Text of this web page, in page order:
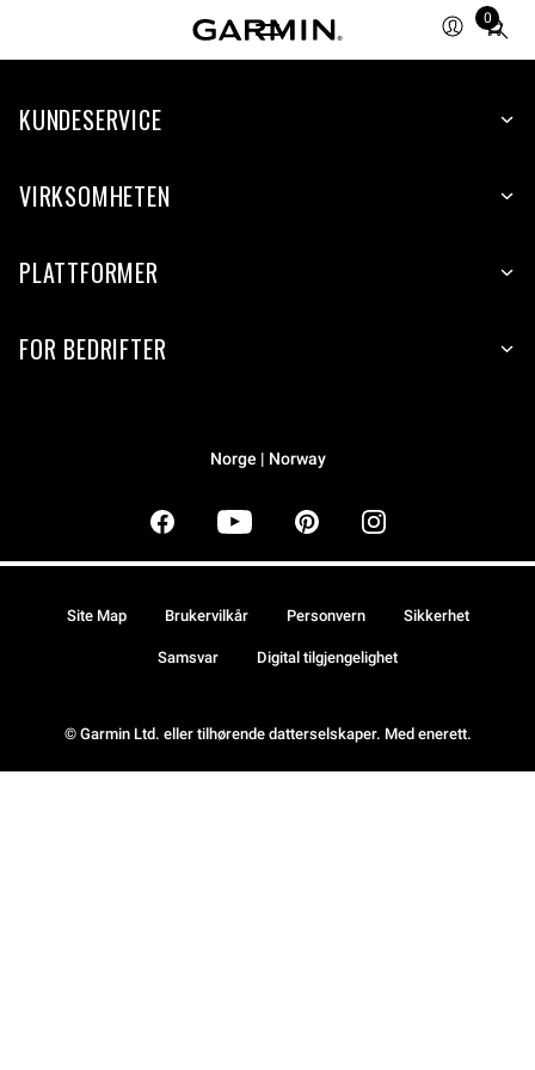
0
Total
items
cart:
KUNDESERVICE
VIRKSOMHETEN
PLATTFORMER
FOR BEDRIFTER
Norge | Norway
© Garmin Ltd. eller tilhørende datterselskaper. Med enerett.
Site Map Brukervilkår Personvern Sikkerhet
Samsvar Digital tilgjengelighet